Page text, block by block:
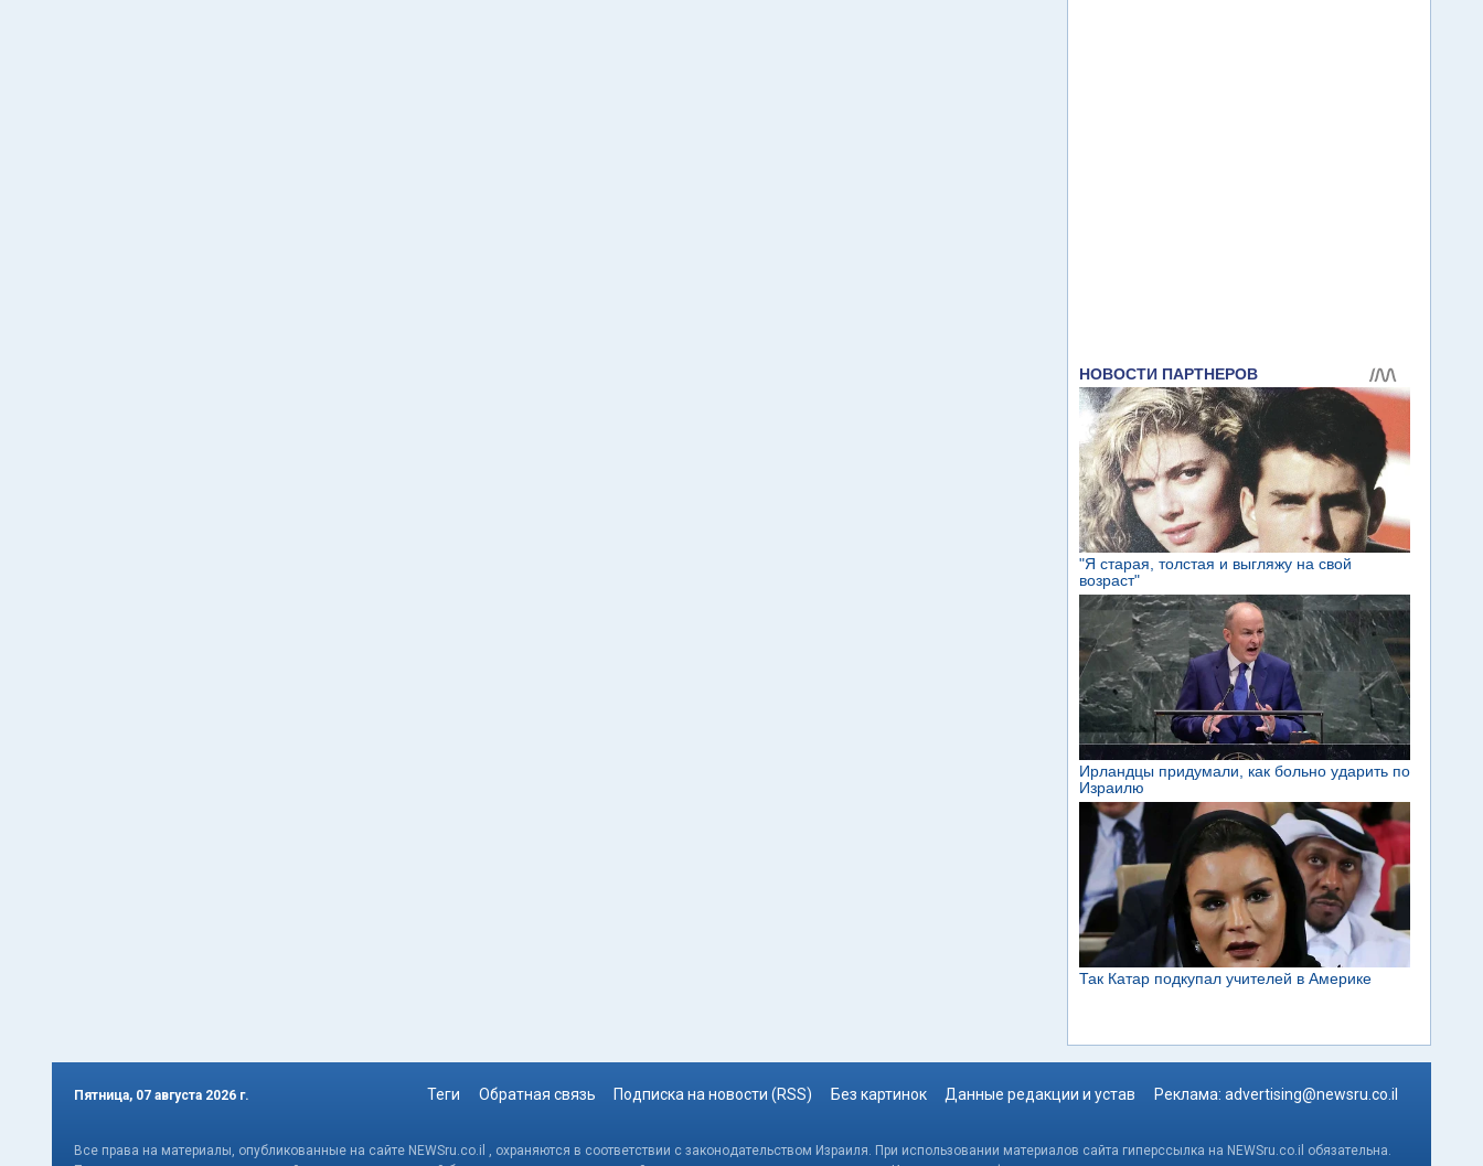
Пятница, 07 августа 2026 г. Теги Обратная связь Подписка на новости (RSS) Без картинок Данные редакции и устав Реклама: advertising@newsru.co.il
Все права на материалы, опубликованные на сайте NEWSru.co.il , охраняются в соответствии с законодательством Израиля. При использовании материалов сайта гиперссылка на NEWSru.co.il обязательна.